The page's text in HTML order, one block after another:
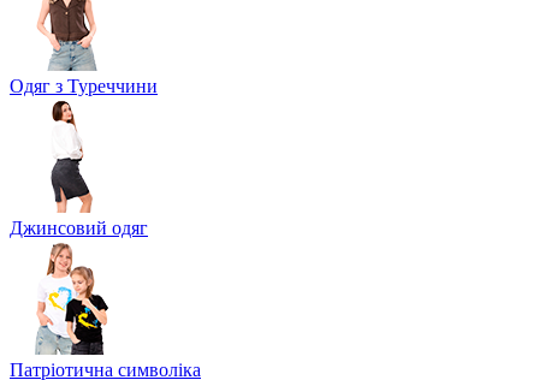
Одяг з Туреччини
Джинсовий одяг
Патріотична символіка